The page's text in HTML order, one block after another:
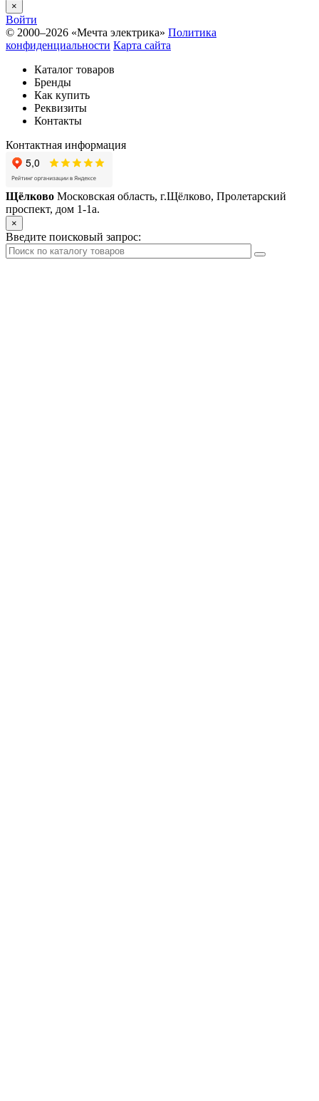
×
Войти
© 2000–2026 «Мечта электрика» Политика
конфиденциальности Карта сайта
Каталог товаров
Бренды
Как купить
Реквизиты
Контакты
Контактная информация
Щёлково Московская область, г.Щёлково, Пролетарский
проспект, дом 1‑1а.
×
Введите поисковый запрос: